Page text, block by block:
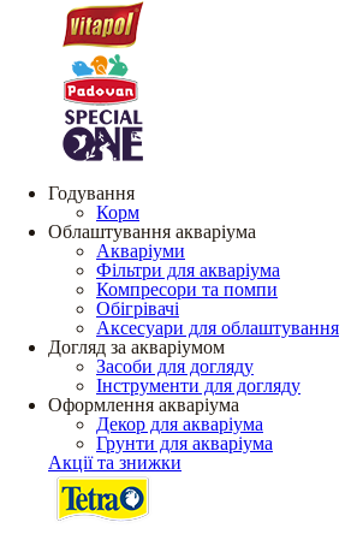
Годування
Корм
Облаштування акваріума
Акваріуми
Фільтри для акваріума
Компресори та помпи
Обігрівачі
Аксесуари для облаштування
Догляд за акваріумом
Засоби для догляду
Інструменти для догляду
Оформлення акваріума
Декор для акваріума
Грунти для акваріума
Акції та знижки